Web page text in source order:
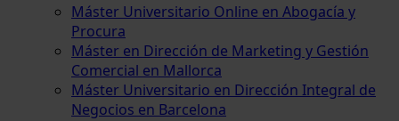
Máster Universitario Online en Abogacía y
Procura
Máster en Dirección de Marketing y Gestión
Comercial en Mallorca
Máster Universitario en Dirección Integral de
Negocios en Barcelona